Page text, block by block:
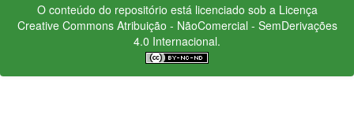
O conteúdo do repositório está licenciado sob a Licença
Creative CommonsAtribuição - NãoComercial - SemDerivações
4.0 Internacional.